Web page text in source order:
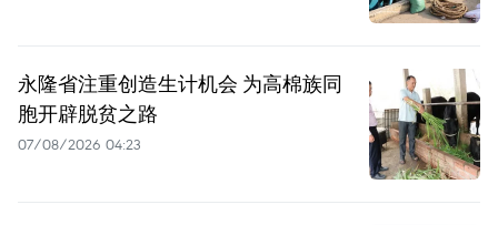
永隆省注重创造生计机会 为高棉族同
胞开辟脱贫之路
07/08/2026 04:23